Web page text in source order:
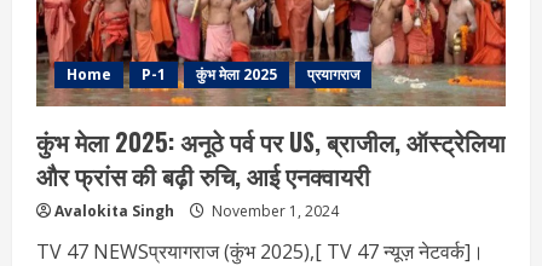
Home P-1 कुंभ मेला 2025 प्रयागराज
कुंभ मेला 2025: अनूठे पर्व पर US, ब्राजील, ऑस्ट्रेलिया
और फ्रांस की बढ़ी रुचि, आई एनक्वायरी
Avalokita Singh November 1, 2024
TV 47 NEWSप्रयागराज (कुंभ 2025),[ TV 47 न्यूज़ नेटवर्क]।